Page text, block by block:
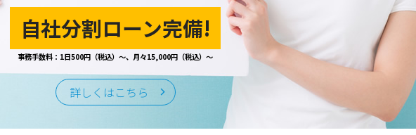
自社分割ローン完備!
事務手数料：1日500円（税込）～、月々15,000円（税込）～
詳しくはこちら